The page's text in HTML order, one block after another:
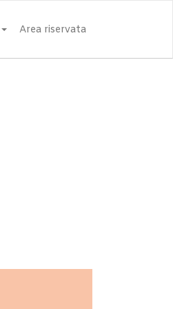
Area riservata